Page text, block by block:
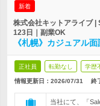
新着
株式会社キットアライブ
123日｜副業OK
《札幌》カジュアル
正社員 転勤なし 学歴
情報更新日：2026/07/31 終
当社にて、「